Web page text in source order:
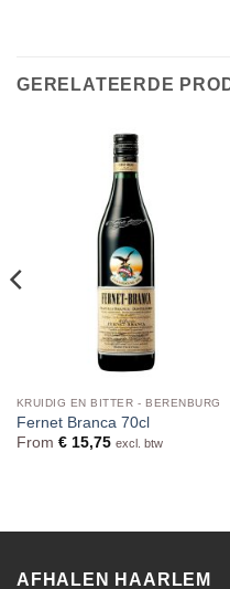
GERELATEERDE
KRUIDIG EN BITTER - BERENBURG
Fernet Branca 70cl
From €15,75 excl. btw
AFHALEN HAARLEM